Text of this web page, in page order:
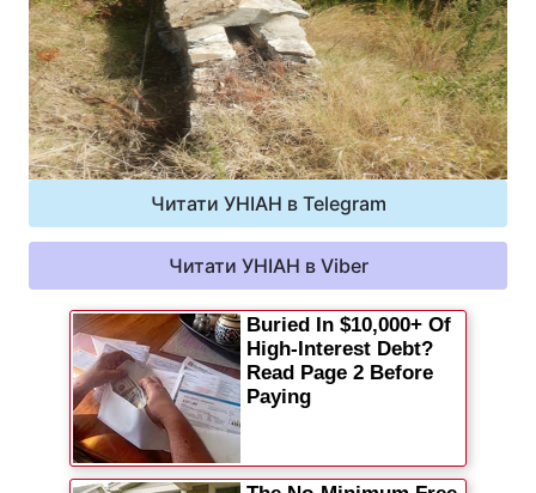
Читати УНІАН в Telegram
Читати УНІАН в Viber